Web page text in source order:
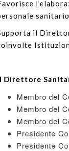
il
Direttore
Membro del
Membro del
Membro del
Presidente
Presidente